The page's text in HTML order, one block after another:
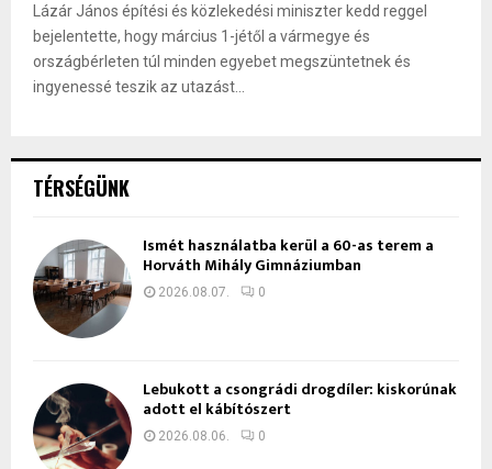
Lázár János építési és közlekedési miniszter kedd reggel
bejelentette, hogy március 1-jétől a vármegye és
országbérleten túl minden egyebet megszüntetnek és
ingyenessé teszik az utazást...
TÉRSÉGÜNK
Ismét használatba kerül a 60-as terem a
Horváth Mihály Gimnáziumban
2026.08.07. 0
Lebukott a csongrádi drogdíler: kiskorúnak
adott el kábítószert
2026.08.06. 0